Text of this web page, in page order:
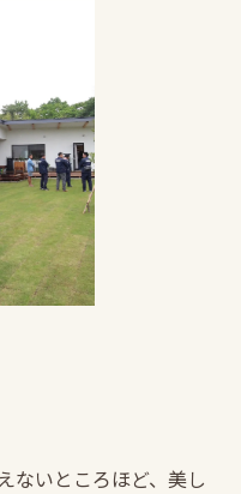
ないところほど、美し